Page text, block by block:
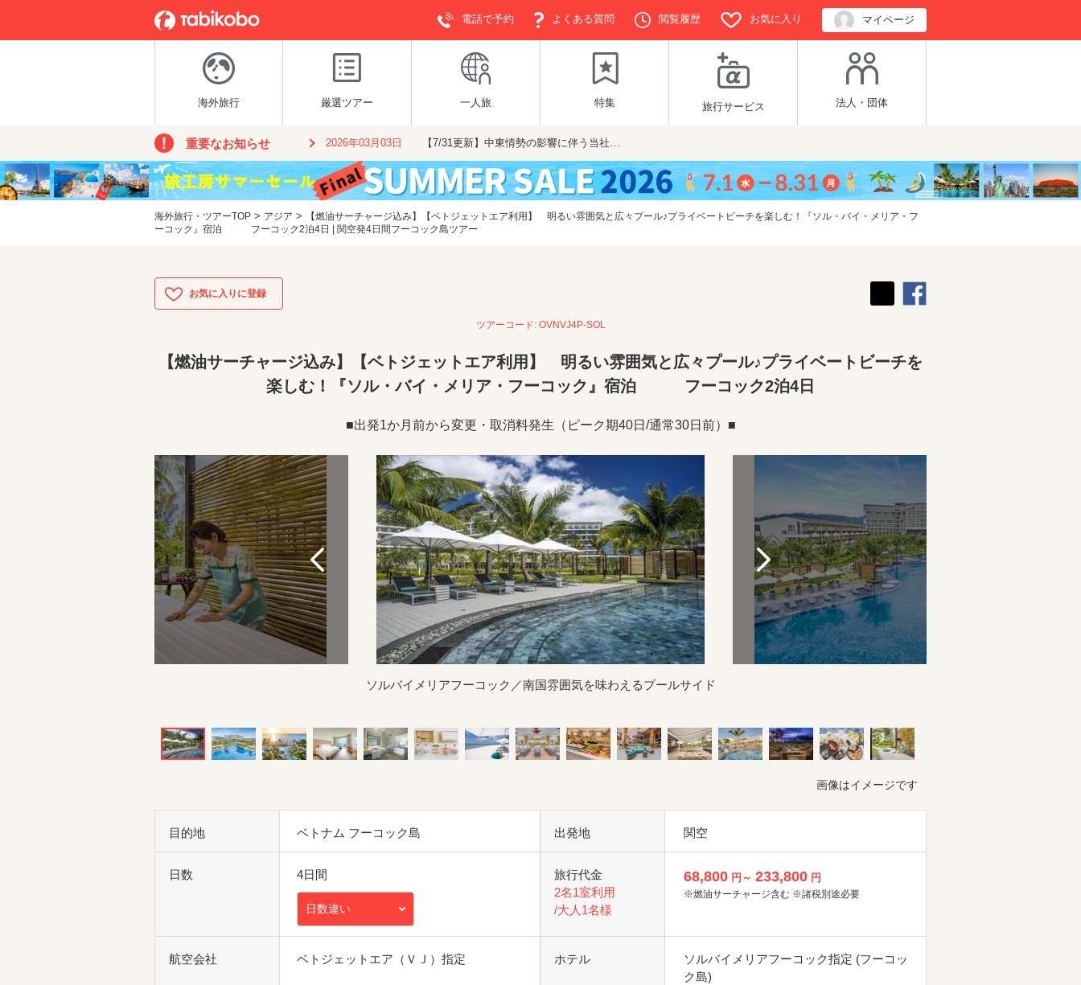
電話で予約 よくある質問 閲覧履歴 お気に入り マイページ
海外旅行 厳選ツアー 一人旅 特集 旅行サービス 法人・団体
重要なお知らせ 2026年03月03日 【7/31更新】中東情勢の影響に伴う当社…
海外旅行・ツアーTOP > アジア >
【燃油サーチャージ込み】【ベトジェットエア利用】 明るい雰囲気と広々プール♪プライベートビーチを楽しむ！『ソル・バイ・メリア・フ
ーコック』宿泊 フーコック2泊4日 | 関空発4日間フーコック島ツアー
ツアーコード: OVNVJ4P-SOL
【燃油サーチャージ込み】【ベトジェットエア利用】 明るい雰囲気と広々プール♪プライベートビーチを
楽しむ！『ソル・バイ・メリア・フーコック』宿泊 フーコック2泊4日
■出発1か月前から変更・取消料発生（ピーク期40日/通常30日前）■
ソルバイメリアフーコック／南国雰囲気を味わえるプールサイド
画像はイメージです
目的地 ベトナム フーコック島 出発地 関空
日数 4日間
日数違い
旅行代金
2名1室利用
/大人1名様
68,800 円～ 233,800 円
※燃油サーチャージ含む ※諸税別途必要
航空会社 ベトジェットエア（ＶＪ）指定 ホテル
ソルバイメリアフーコック指定 (フーコッ
ク島)